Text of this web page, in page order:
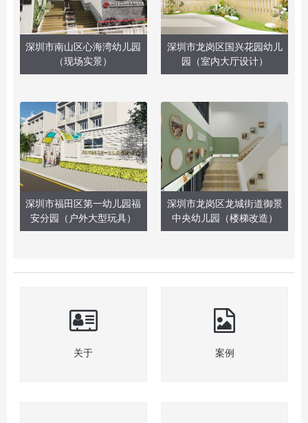
深圳市南山区心海湾幼儿园
（现场实景）
深圳市龙岗区国兴花园幼儿
园（室内大厅设计）
深圳市福田区第一幼儿园福
安分园（户外大型玩具）
深圳市龙岗区龙城街道御景
中央幼儿园（楼梯改造）
关于 案例